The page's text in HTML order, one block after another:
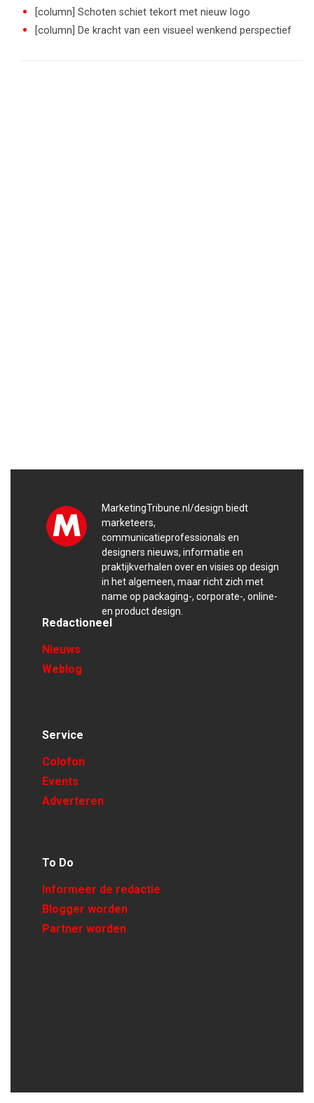
[column] Schoten schiet tekort met nieuw logo
[column] De kracht van een visueel wenkend perspectief
MarketingTribune.nl/design biedt
marketeers,
communicatieprofessionals en
designers nieuws, informatie en
praktijkverhalen over en visies op design
in het algemeen, maar richt zich met
name op packaging-, corporate-, online-
en product design.
Redactioneel
Nieuws
Weblog
Service
Colofon
Events
Adverteren
To Do
Informeer de redactie
Blogger worden
Partner worden